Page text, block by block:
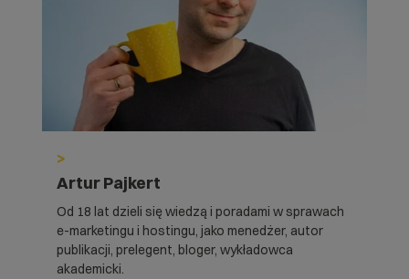
>
Artur Pajkert
Od 18 lat dzieli się wiedzą i poradami w sprawach
e-marketingu i hostingu, jako menedżer, autor
publikacji, prelegent, bloger, wykładowca
akademicki.